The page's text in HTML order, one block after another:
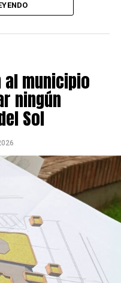
a la investigación
registro puede
momentos previos y
municipio
ningún
Sol